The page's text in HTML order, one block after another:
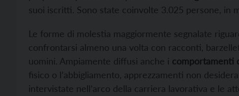
suoi iscritti. Sono state coinvolte 3.025 persone, in
Le forme di molestia maggiormente segnalate
confrontarsi almeno una volta con racconti,
uomini. Ampiamente diffusi anche i comportamenti
fisico o l’abbigliamento, apprezzamenti non
intervistate nell’arco della carriera lavorativa e le